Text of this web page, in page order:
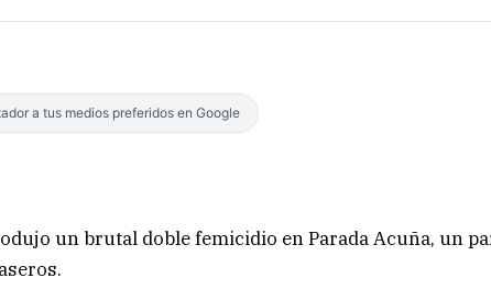
a tus medios preferidos en Google
un brutal doble femicidio en Parada Acuña, un